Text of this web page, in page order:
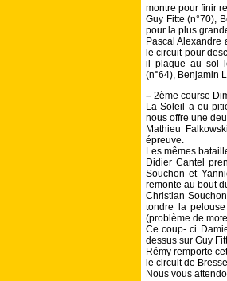
montre pour finir
Guy Fitte (n°70),
pour la plus
Pascal Alexandre
le circuit pour
il plaque au sol
(n°64), Benjamin
– 2ème course
La Soleil a eu
nous offre une
Mathieu
épreuve.
Les mêmes
Didier Cantel
Souchon et
remonte au bout
Christian
tondre la
(problème de
Ce coup- ci
dessus sur Guy
Rémy remporte
le circuit de
Nous vous